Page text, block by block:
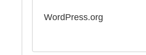
WordPress.org